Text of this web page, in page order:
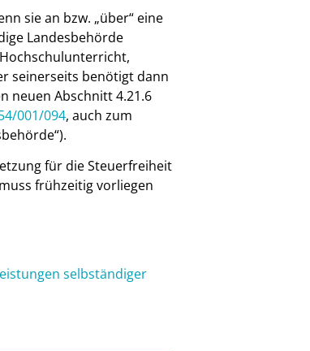
sie an bzw. „über“ eine
Landesbehörde
seinerseits benötigt dann
neuen Abschnitt 4.21.6
001/094, auch zum
für die Steuerfreiheit
frühzeitig vorliegen
selbständiger